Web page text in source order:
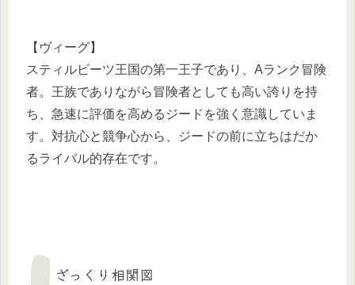
【ヴィーグ】
スティルビーツ王国の第一王子であり、Aランク冒険
者。王族でありながら冒険者としても高い誇りを持
ち、急速に評価を高めるジードを強く意識していま
す。対抗心と競争心から、ジードの前に立ちはだか
るライバル的存在です。
ざっくり相関図